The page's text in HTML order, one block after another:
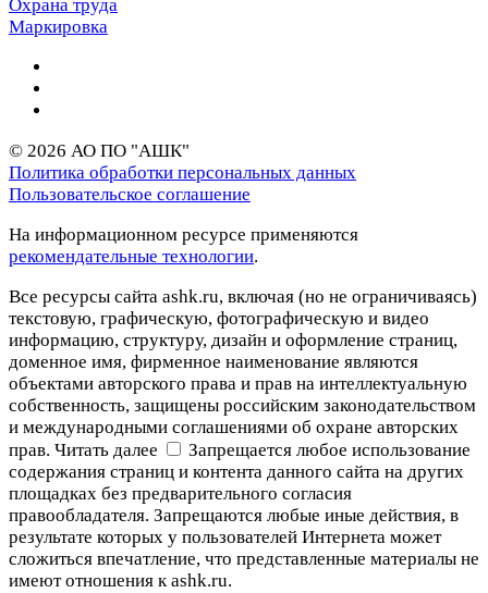
Охрана труда
Маркировка
© 2026 АО ПО "АШК"
Политика обработки персональных данных
Пользовательское соглашение
На информационном ресурсе применяются
рекомендательные технологии.
Все ресурсы сайта ashk.ru, включая (но не ограничиваясь)
текстовую, графическую, фотографическую и видео
информацию, структуру, дизайн и оформление страниц,
доменное имя, фирменное наименование являются
объектами авторского права и прав на интеллектуальную
собственность, защищены российским законодательством
и международными соглашениями об охране авторских
прав. Читать далее
Запрещается любое использование
содержания страниц и контента данного сайта на других
площадках без предварительного согласия
правообладателя. Запрещаются любые иные действия, в
результате которых у пользователей Интернета может
сложиться впечатление, что представленные материалы не
имеют отношения к ashk.ru.